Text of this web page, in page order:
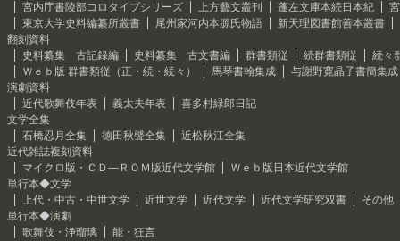
宮内庁書陵部コロタイプシリーズ
上方藝文叢刊 蓬左文庫本続日本紀
東京大学史料編纂所叢書
尾州家河内本源氏物語
新天理図書館善本叢書
翻刻資料
史料纂集 古記録編
史料纂集 古文書編 群書類従 続群書類従
続々
Ｗｅｂ版 群書類従（正・続・続々）
馬琴書翰集成
与謝野寛晶子書簡集成
演劇資料
近代歌舞伎年表
義太夫年表
喜多村緑郎日記
文学全集
石橋忍月全集
徳田秋聲全集
近松秋江全集
近代雑誌複刻資料
マイクロ版・ＣＤ―ＲＯＭ版近代文学館
Ｗｅｂ版日本近代文学館
単行本◆文学
上代・中古・中世文学
近世文学 近代文学 近代文学研究双書
その他
単行本◆演劇
歌舞伎・浄瑠璃
能・狂言